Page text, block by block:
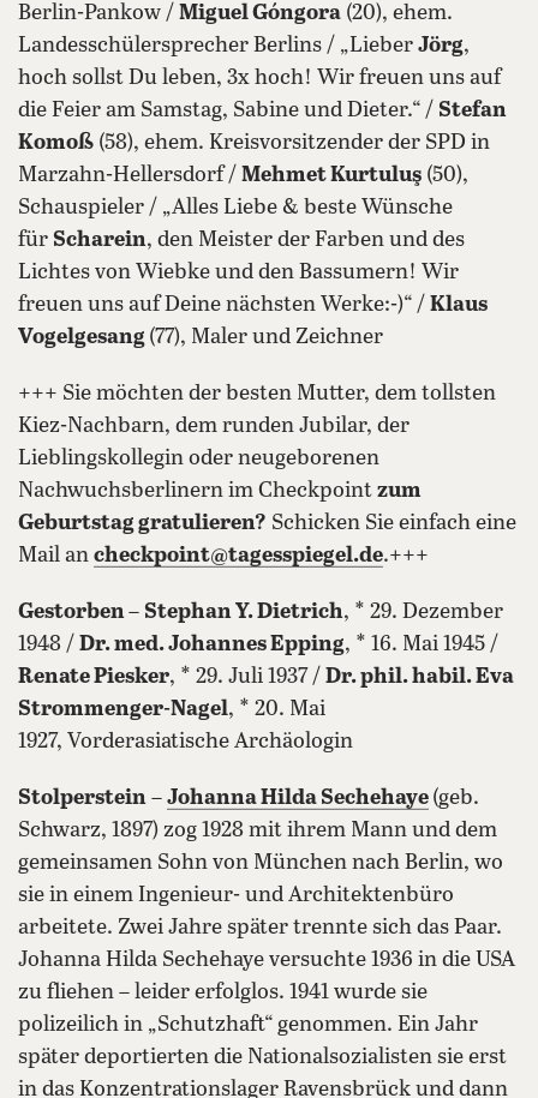
Berlin-Pankow / Miguel Góngora (20), ehem.
Landesschülersprecher Berlins / „Lieber Jörg,
hoch sollst Du leben, 3x hoch! Wir freuen uns auf
die Feier am Samstag, Sabine und Dieter.“ / Stefan
Komoß (58), ehem. Kreisvorsitzender der SPD in
Marzahn-Hellersdorf / Mehmet Kurtuluş (50),
Schauspieler / „Alles Liebe & beste Wünsche
für Scharein, den Meister der Farben und des
Lichtes von Wiebke und den Bassumern! Wir
freuen uns auf Deine nächsten Werke:-)“ / Klaus
Vogelgesang (77), Maler und Zeichner
+++ Sie möchten der besten Mutter, dem tollsten
Kiez-Nachbarn, dem runden Jubilar, der
Lieblingskollegin oder neugeborenen
Nachwuchsberlinern im Checkpoint zum
Geburtstag gratulieren? Schicken Sie einfach eine
Mail an checkpoint@tagesspiegel.de.+++
Gestorben– Stephan Y. Dietrich, * 29. Dezember
1948 / Dr. med. Johannes Epping, * 16. Mai 1945 /
Renate Piesker, * 29. Juli 1937 / Dr. phil. habil. Eva
Strommenger-Nagel, * 20. Mai
1927, Vorderasiatische Archäologin
Stolperstein – Johanna Hilda Sechehaye (geb.
Schwarz, 1897) zog 1928 mit ihrem Mann und dem
gemeinsamen Sohn von München nach Berlin, wo
sie in einem Ingenieur- und Architektenbüro
arbeitete. Zwei Jahre später trennte sich das Paar.
Johanna Hilda Sechehaye versuchte 1936 in die USA
zu fliehen – leider erfolglos. 1941 wurde sie
polizeilich in „Schutzhaft“ genommen. Ein Jahr
später deportierten die Nationalsozialisten sie erst
in das Konzentrationslager Ravensbrück und dann